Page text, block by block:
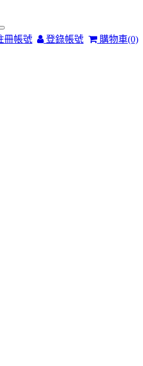
購物車(0)
登錄帳號
冊帳號